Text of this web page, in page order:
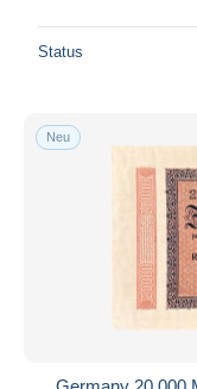
Status
Neu